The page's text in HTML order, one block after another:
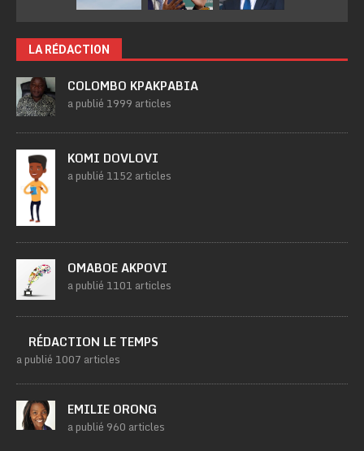
LA RÉDACTION
COLOMBO KPAKPABIA
a publié 1999 articles
KOMI DOVLOVI
a publié 1152 articles
OMABOE AKPOVI
a publié 1101 articles
RÉDACTION LE TEMPS
a publié 1007 articles
EMILIE ORONG
a publié 960 articles